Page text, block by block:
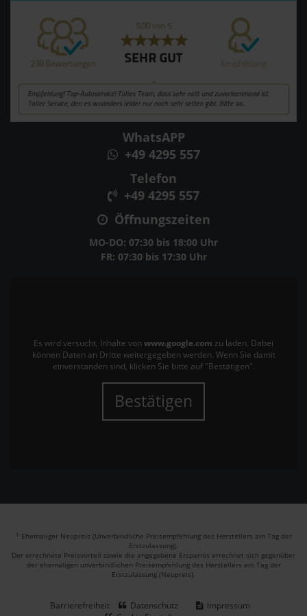
WhatsAPP
+49 4295 557
Telefon
+49 4295 557
Öffnungszeiten
MO-DO: 07:30 bis 18:00 Uhr
FR: 07:30 bis 17:30 Uhr
Es wird versucht, Inhalte von www.google.com zu laden. Dabei
können Daten an Dritte weitergegeben werden. Wenn Sie damit
einverstanden sind, klicken Sie bitte auf "Bestätigen".
Bestätigen
1 Ehemaliger Neupreis (Unverbindliche Preisempfehlung des Herstellers am Tag der
Erstzulassung).
Der errechnete Preisvorteil sowie die angegebene Ersparnis errechnet sich gegenüber
der ehemaligen unverbindlichen Preisempfehlung des Herstellers am Tag der
Erstzulassung (Neupreis).
Barrierefreiheit Datenschutz
Impressum